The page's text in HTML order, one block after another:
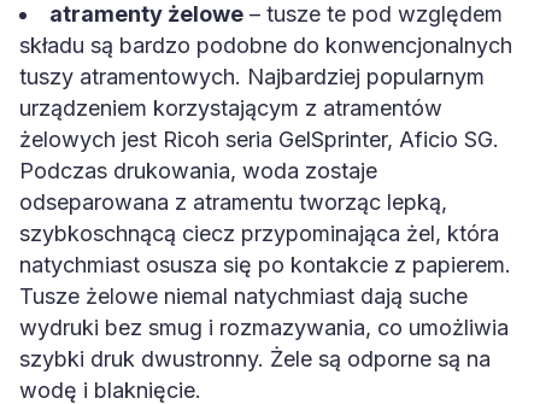
atramenty żelowe – tusze te pod względem
składu są bardzo podobne do konwencjonalnych
tuszy atramentowych. Najbardziej popularnym
urządzeniem korzystającym z atramentów
żelowych jest Ricoh seria GelSprinter, Aficio SG.
Podczas drukowania, woda zostaje
odseparowana z atramentu tworząc lepką,
szybkoschnącą ciecz przypominająca żel, która
natychmiast osusza się po kontakcie z papierem.
Tusze żelowe niemal natychmiast dają suche
wydruki bez smug i rozmazywania, co umożliwia
szybki druk dwustronny. Żele są odporne są na
wodę i blaknięcie.